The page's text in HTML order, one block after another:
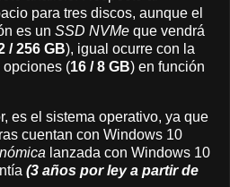
para tres discos, aunque el
es un SSD NVMe que vendrá
/ 256 GB), igual ocurre con la
opciones (16 / 8 GB) en función
es el sistema operativo, ya que
cuentan con Windows 10
lanzada con Windows 10
(3 años por ley a partir de